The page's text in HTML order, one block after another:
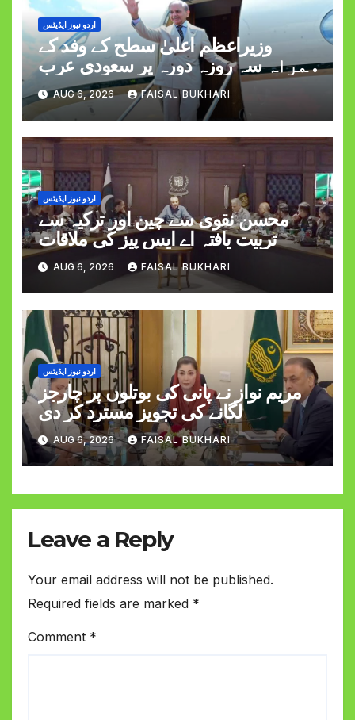
اردو نیوز اپڈیٹس
وزیراعظم اعلیٰ سطح کے وفد کے
ہمراہ سہ روزہ دورہ پر سعودی عرب
روانہ
AUG 6, 2026 FAISAL BUKHARI
اردو نیوز اپڈیٹس
محسن نقوی سے چین اور ترکیہ سے
تربیت یافتہ اے ایس پیز کی ملاقات
AUG 6, 2026 FAISAL BUKHARI
اردو نیوز اپڈیٹس
مریم نواز نے پانی کی بوتلوں پر چارجز
لگانے کی تجویز مسترد کر دی
AUG 6, 2026 FAISAL BUKHARI
Leave a Reply
Your email address will not be published.
Required fields are marked *
Comment *